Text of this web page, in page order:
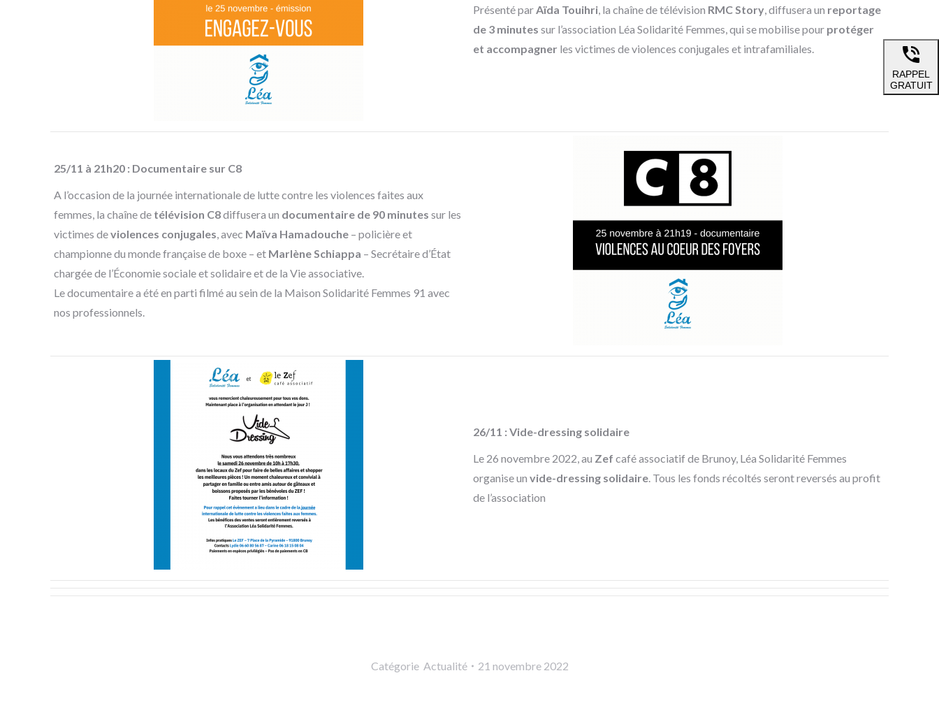
Présenté parAïda Touihri, la chaîne de télévision RMC Story, diffusera un reportage
de 3 minutes sur l’association Léa Solidarité Femmes, qui se mobilise pour protéger
et accompagner les victimes de violences conjugales et intrafamiliales.
25/11 à 21h20 : Documentaire sur C8
A l’occasion de la journée internationale de lutte contre les violences faites aux
femmes, la chaîne de télévision C8diffusera un documentaire de 90 minutes sur les
victimes deviolences conjugales, avec Maïva Hamadouche – policière et
championne du monde française de boxe – et Marlène Schiappa – Secrétaire d’État
chargée de l’Économie sociale et solidaire et de la Vie associative.
Le documentaire a été en parti filmé au sein de la Maison Solidarité Femmes 91 avec
nos professionnels.
26/11 : Vide-dressing solidaire
Le 26 novembre 2022, au Zef café associatif de Brunoy, Léa Solidarité Femmes
organise un vide-dressing solidaire. Tous les fonds récoltés seront reversés au profit
de l’association
Catégorie Actualité 21 novembre 2022
RAPPEL
GRATUIT